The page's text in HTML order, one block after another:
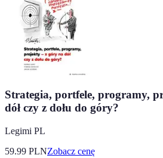
Strategia, portfele, programy,
dół czy z dołu do góry?
Legimi PL
59.99 PLNZobacz cenę